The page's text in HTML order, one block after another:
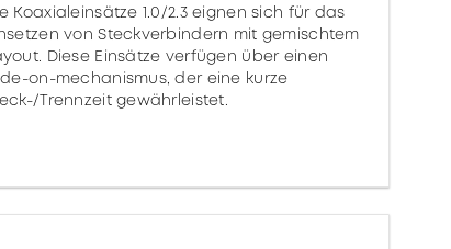
Koaxialeinsätze 1.0/2.3 eignen sich für das
von Steckverbindern mit gemischtem
Diese Einsätze verfügen über einen
on-mechanismus, der eine kurze
Trennzeit gewährleistet.